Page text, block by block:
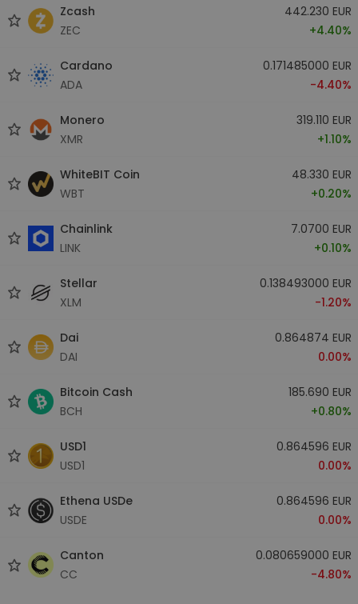
Zcash
ZEC
442.230 EUR
+4.40%
Cardano
ADA
0.171485000 EUR
-4.40%
Monero
XMR
319.110 EUR
+1.10%
WhiteBIT Coin
WBT
48.330 EUR
+0.20%
Chainlink
LINK
7.0700 EUR
+0.10%
Stellar
XLM
0.138493000 EUR
-1.20%
Dai
DAI
0.864874 EUR
0.00%
Bitcoin Cash
BCH
185.690 EUR
+0.80%
USD1
USD1
0.864596 EUR
0.00%
Ethena USDe
USDE
0.864596 EUR
0.00%
Canton
CC
0.080659000 EUR
-4.80%